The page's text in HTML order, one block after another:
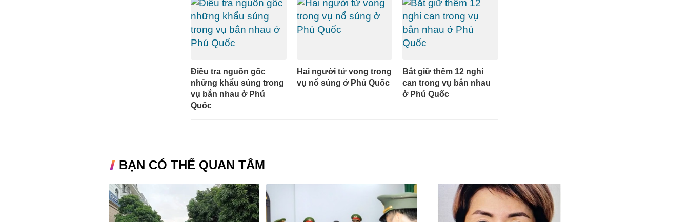
Điều tra nguồn gốc
những khẩu súng trong
vụ bắn nhau ở Phú
Quốc
Hai người tử vong trong
vụ nổ súng ở Phú Quốc
Bắt giữ thêm 12 nghi
can trong vụ bắn nhau
ở Phú Quốc
BẠN CÓ THỂ QUAN TÂM